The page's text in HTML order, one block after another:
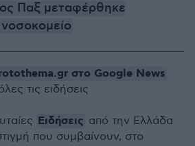
Παξ μεταφέρθηκε
στο Google News
τις ειδήσεις
Ειδήσεις από την Ελλάδα
που συμβαίνουν, στο